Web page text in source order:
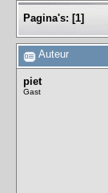
Pagina's: [1]
Auteur
piet
Gast